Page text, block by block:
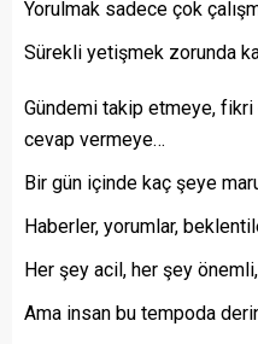
Yorulmak sadece çok
Sürekli yetişmek zorunda
Gündemi takip etmeye,
cevap vermeye…
Bir gün içinde kaç şeye
Haberler, yorumlar,
Her şey acil, her şey
Ama insan bu tempoda